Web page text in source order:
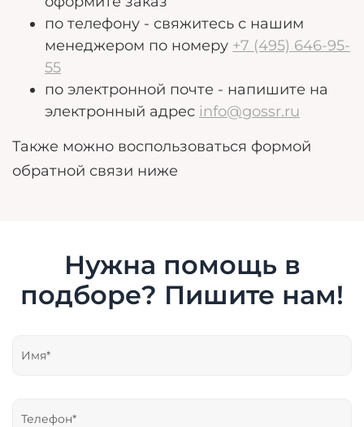
по телефону - свяжитесь с нашим
менеджером по номеру +7 (495) 646-95-
55
по электронной почте - напишите на
электронный адрес info@gossr.ru
Также можно воспользоваться формой
обратной связи ниже
Нужна помощь в
подборе? Пишите нам!